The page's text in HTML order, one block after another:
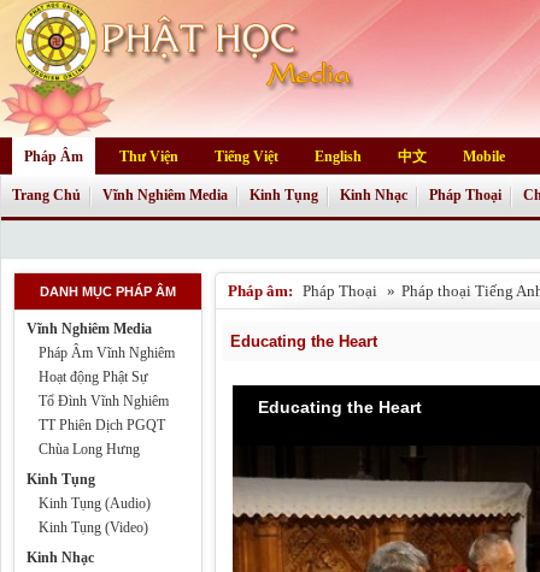
Pháp Âm Thư Viện Tiếng Việt English 中文 Mobile
Trang Chủ Vĩnh Nghiêm Media Kinh Tụng Kinh Nhạc Pháp Thoại
DANH MỤC PHÁP ÂM
Vĩnh Nghiêm Media
Pháp Âm Vĩnh Nghiêm
Hoạt động Phật Sự
Tổ Đình Vĩnh Nghiêm
TT Phiên Dịch PGQT
Chùa Long Hưng
Kinh Tụng
Kinh Tụng (Audio)
Kinh Tụng (Video)
Kinh Nhạc
Pháp âm: Pháp Thoại » Pháp thoại Tiếng
Educating the Heart
Educating the Heart